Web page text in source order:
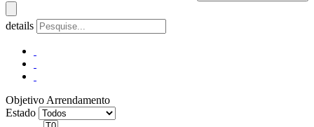
details
Objetivo Arrendamento
Estado